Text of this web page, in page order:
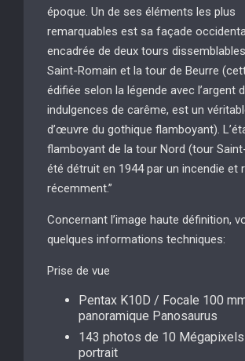
époque. Un de ses éléments les plus
remarquables est sa façade
encadrée de deux tours
Saint-Romain et la tour de Beurre
édifiée selon la légende avec l’argent
indulgences de carême, est un
d’œuvre du gothique flamboyant).
flamboyant de la tour Nord (tour
été détruit en 1944 par un incendie et
récemment.”
Concernant l’image haute définition,
quelques informations techniques:
Prise de vue
Pentax K10D / Focale 100
panoramique Panosaurus
143 photos de 10
portrait